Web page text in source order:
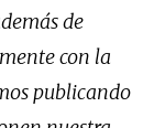
de
con la
publicando